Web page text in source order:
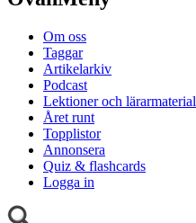
Om oss
Taggar
Artikelarkiv
Podcast
Lektioner och lärarmaterial
Året runt
Topplistor
Annonsera
Quiz & flashcards
Logga in